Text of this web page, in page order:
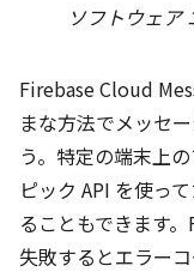
ソフトウェア
Firebase Cloud
まな方法でメッセ
う。特定の端末上
ピック API を使っ
ることもできます
失敗するとエラー